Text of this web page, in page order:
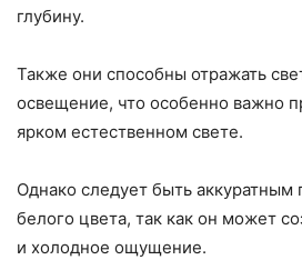
глубину.
Также они способны отражать
освещение, что особенно важно
ярком естественном свете.
Однако следует быть аккуратным
белого цвета, так как он может
и холодное ощущение.